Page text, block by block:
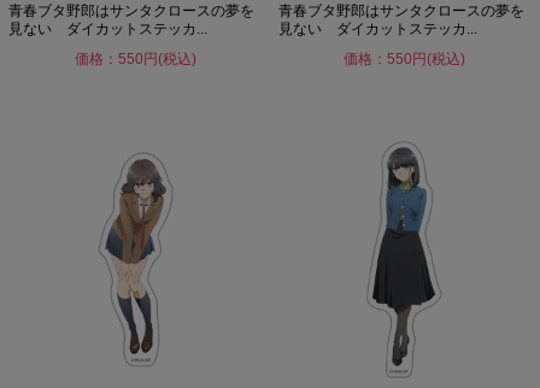
青春ブタ野郎はサンタクロースの夢を
見ない ダイカットステッカ...
価格：550円(税込)
青春ブタ野郎はサンタクロースの夢を
見ない ダイカットステッカ...
価格：550円(税込)